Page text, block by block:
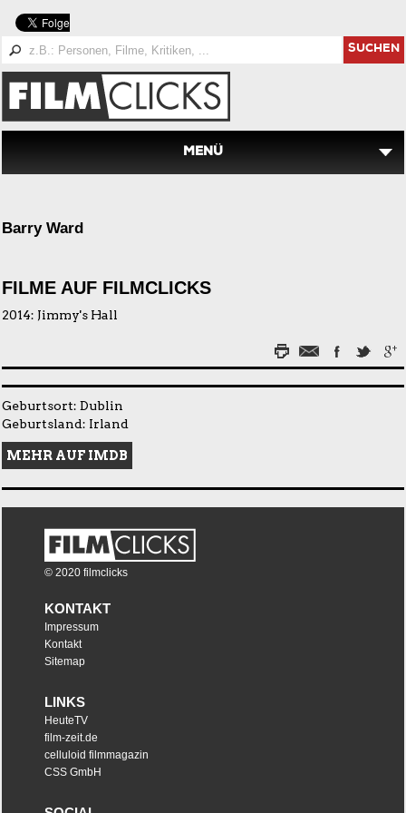
SUCHEN
MENÜ
Barry Ward
FILME AUF FILMCLICKS
2014: Jimmy's Hall
Geburtsort: Dublin
Geburtsland: Irland
MEHR AUF IMDB
© 2020 filmclicks
KONTAKT
Impressum
Kontakt
Sitemap
LINKS
HeuteTV
film-zeit.de
celluloid filmmagazin
CSS GmbH